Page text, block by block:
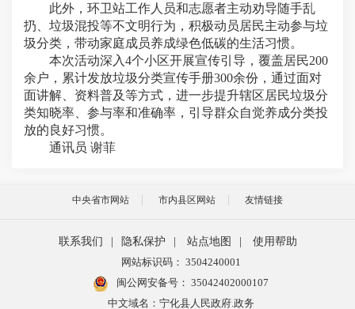
此外，环卫站工作人员和志愿者主动劝导随手乱
扔、垃圾混投等不文明行为，积极动员居民主动参与垃
圾分类，带动家庭成员养成绿色低碳的生活习惯。
本次活动深入4个小区开展宣传引导，覆盖居民200
余户，累计发放垃圾分类宣传手册300余份，通过面对
面讲解、资料普及等方式，进一步提升辖区居民垃圾分
类知晓率、参与率和准确率，引导群众自觉养成分类投
放的良好习惯。
通讯员 谢菲
中央省市网站 市内县区网站 友情链接
联系我们 | 隐私保护 | 站点地图 |
使用帮助
网站标识码： 3504240001
闽公网安备号： 35042402000107
中文域名：宁化县人民政府.政务